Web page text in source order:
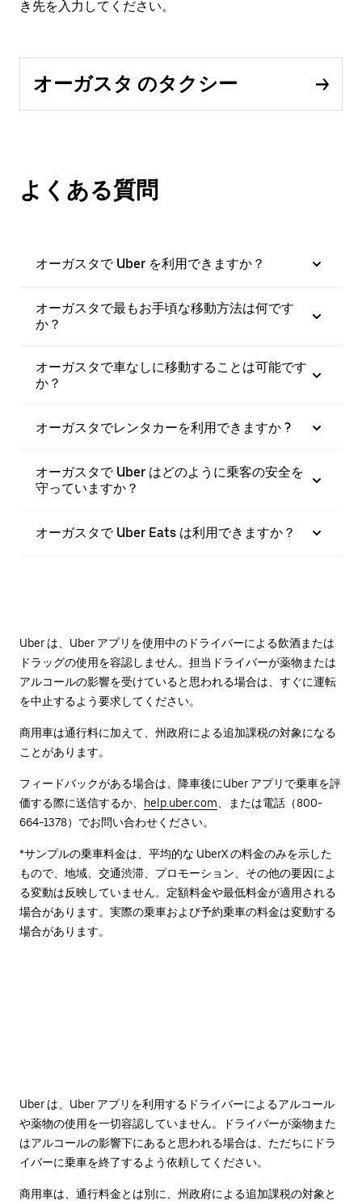
き先を入力してください。
オーガスタ のタクシー
よくある質問
オーガスタで Uber を利用できますか？
オーガスタで最もお手頃な移動方法は何です
か？
オーガスタで車なしに移動することは可能です
か？
オーガスタでレンタカーを利用できますか ?
オーガスタで Uber はどのように乗客の安全を
守っていますか？
オーガスタで Uber Eats は利用できますか？
Uber は、Uber アプリを使用中のドライバーによる飲酒または
ドラッグの使用を容認しません。担当ドライバーが薬物または
アルコールの影響を受けていると思われる場合は、すぐに運転
を中止するよう要求してください。
商用車は通行料に加えて、州政府による追加課税の対象になる
ことがあります。
フィードバックがある場合は、降車後に⁠Uber アプリで乗車を評
価する際に送信するか、
help.uber.com 、または電話（800-
664-1378）でお問い合わせください。
*サンプルの乗車料金は、平均的な UberX の料金のみを示した
もので、地域、交通渋滞、プロモーション、その他の要因によ
る変動は反映していません。定額料金や最低料金が適用される
場合があります。実際の乗車および予約乗車の料金は変動する
場合があります。
Uber は、Uber アプリを利用するドライバーによるアルコール
や薬物の使用を一切容認していません。ドライバーが薬物また
はアルコールの影響下にあると思われる場合は、ただちにドラ
イバーに乗車を終了するよう依頼してください。
商用車は、通行料金とは別に、州政府による追加課税の対象と